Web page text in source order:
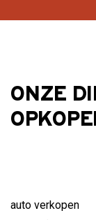
ONZE
auto verkopen